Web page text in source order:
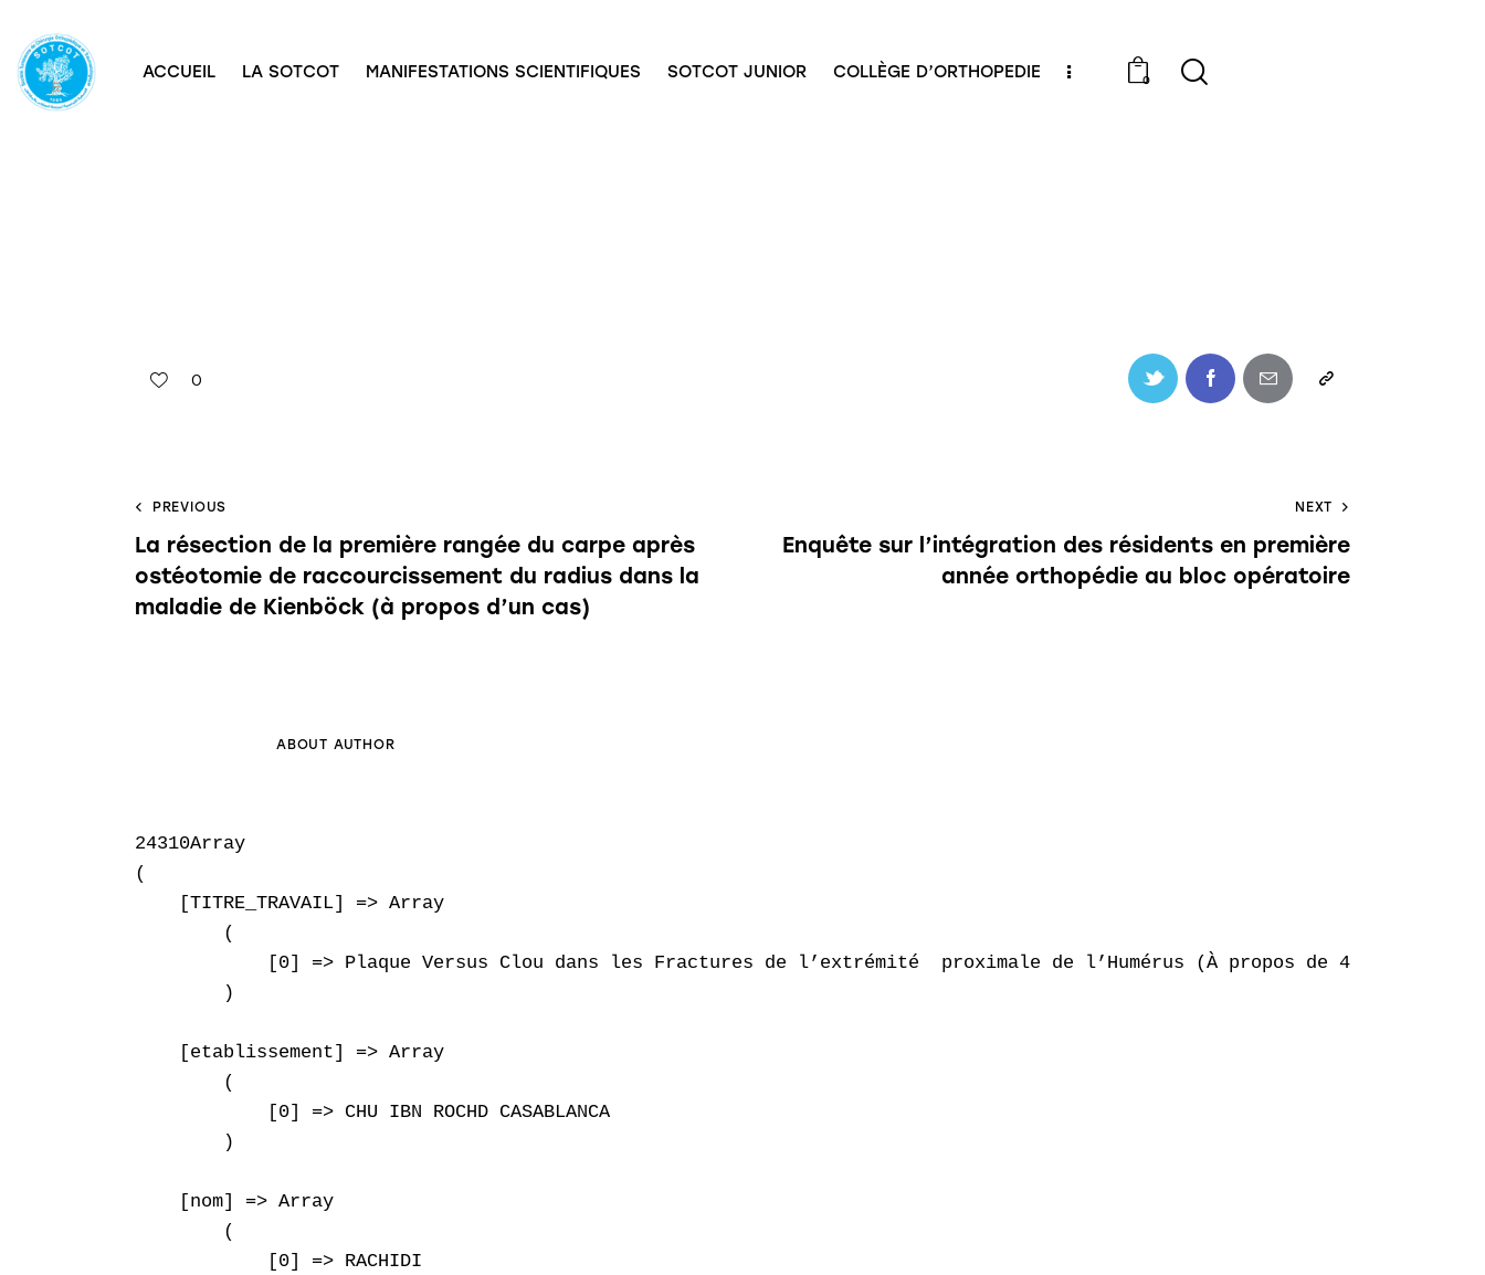
ACCUEIL LA SOTCOT MANIFESTATIONS SCIENTIFIQUES SOTCOT JUNIOR COLLÈGE D’ORTHOPEDIE 0
0
PREVIOUS
La résection de la première rangée du carpe après
ostéotomie de raccourcissement du radius dans la
maladie de Kienböck (à propos d’un cas)
NEXT
Enquête sur l’intégration des résidents en première
année orthopédie au bloc opératoire
ABOUT AUTHOR
24310Array
(
    [TITRE_TRAVAIL] => Array
        (
            [0] => Plaque Versus Clou dans les Fractures de l’extrémité  proximale de l’Humérus (À propos de 46 cas)
        )
    [etablissement] => Array
        (
            [0] => CHU IBN ROCHD CASABLANCA
        )
    [nom] => Array
        (
            [0] => RACHIDI